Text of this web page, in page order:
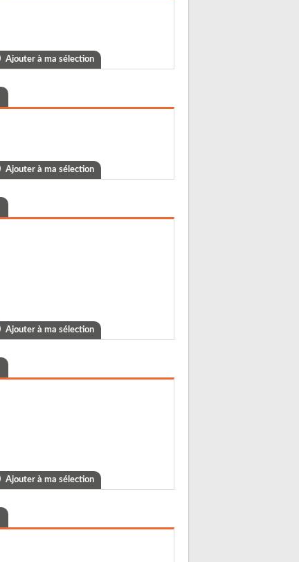
Ajouter à ma sélection
Ajouter à ma sélection
Ajouter à ma sélection
Ajouter à ma sélection